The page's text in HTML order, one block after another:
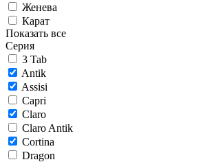
Женева
Карат
Показать все
Серия
3 Tab
Antik
Assisi
Capri
Claro
Claro Antik
Cortina
Dragon